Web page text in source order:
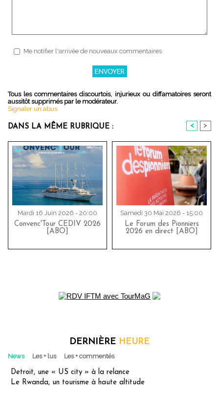
Me notifier l'arrivée de nouveaux commentaires
Tous les commentaires discourtois, injurieux ou diffamatoires seront
aussitôt supprimés par le modérateur.
Signaler un abus
DANS LA MÊME RUBRIQUE : < >
Mardi 16 Juin 2026 - 20:00
Convenc'Tour CEDIV 2026
[ABO]
Samedi 30 Mai 2026 - 15:00
Le Forum des Pionniers
2026 en direct [ABO]
DERNIÈRE HEURE
News Les + lus Les + commentés
Detroit, une « US city » à la relance
Le Rwanda, un tourisme à haute altitude